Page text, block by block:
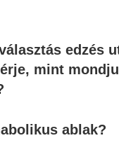
edzés
mint
ablak?